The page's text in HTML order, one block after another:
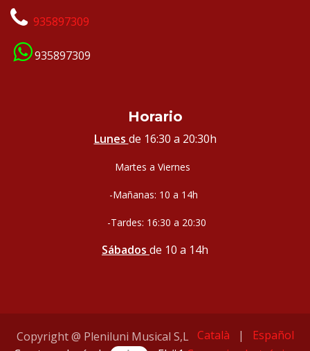
935897309
935897309
Horario
Lunes de 16:30 a 20:30h
Martes a Viernes
-Mañanas: 10 a 14h
-Tardes: 16:30 a 20:30
Sábados de 10 a 14h
Copyright @ Pleniluni Musical S,L Català |
Español